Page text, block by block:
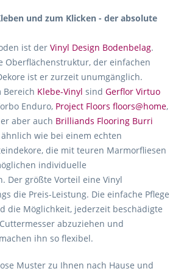
und zum Klicken - der absolute
ist der Vinyl Design Bodenbelag.
Oberflächenstruktur, der einfachen
ist er zurzeit unumgänglich.
Bereich Klebe-Vinyl sind Gerflor Virtuo
Enduro, Project Floors floors@home,
aber auch Brilliands Flooring Burri
ähnlich wie bei einem echten
die mit teuren Marmorfliesen
individuelle
Der größte Vorteil eine Vinyl
die Preis-Leistung. Die einfache Pflege
die Möglichkeit, jederzeit beschädigte
abzuziehen und
ihn so flexibel.
Muster zu Ihnen nach Hause und